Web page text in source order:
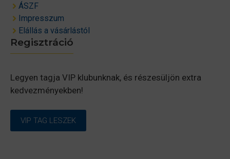
ÁSZF
Impresszum
Elállás a vásárlástól
Regisztráció
Legyen tagja VIP klubunknak, és részesüljön extra
kedvezményekben!
VIP TAG LESZEK